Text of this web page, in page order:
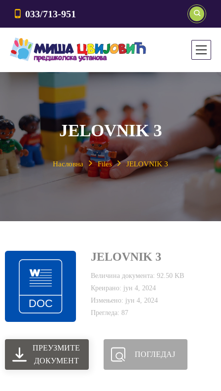
033/713-951
JELOVNIK 3
Насловна Files JELOVNIK 3
JELOVNIK 3
Величина документа: 92.50 KB
Креирано: јун 4, 2024
Измењено: јун 4, 2024
Прегледа: 87
ПРЕУЗМИТЕ
ДОКУМЕНТ
ПОГЛЕДАЈ